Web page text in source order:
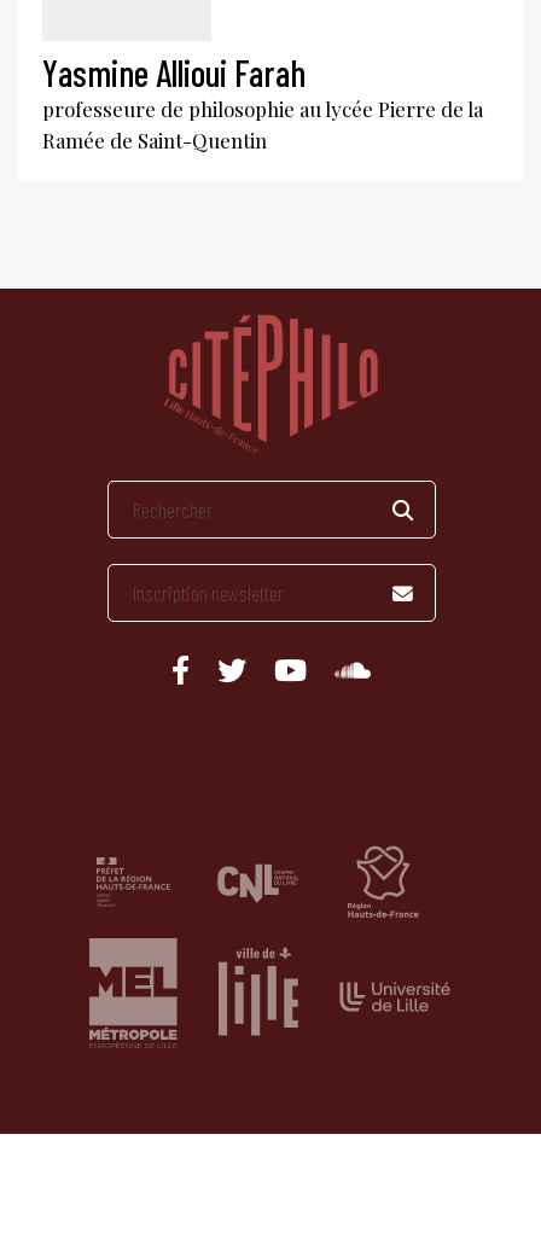
Yasmine Allioui Farah
professeure de philosophie au lycée Pierre de la
Ramée de Saint-Quentin